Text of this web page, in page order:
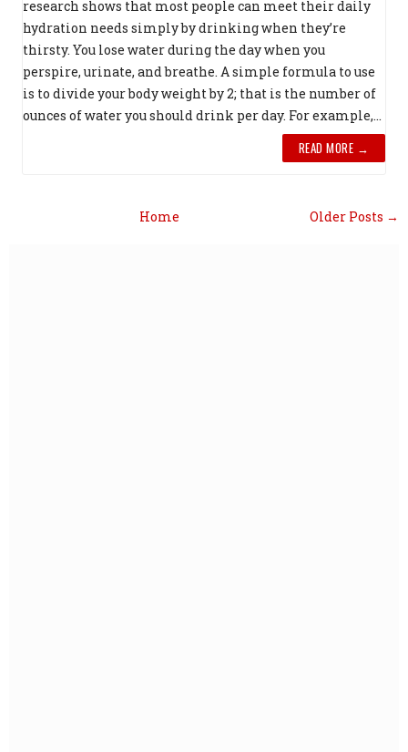
research shows that most people can meet their daily
hydration needs simply by drinking when they’re
thirsty. You lose water during the day when you
perspire, urinate, and breathe. A simple formula to use
is to divide your body weight by 2; that is the number of
ounces of water you should drink per day. For example,...
READ MORE →
Older Posts →
Home